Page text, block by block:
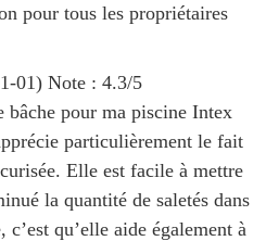
pour tous les propriétaires
01) Note : 4.3/5
bâche pour ma piscine Intex
particulièrement le fait
Elle est facile à mettre
la quantité de saletés dans
c’est qu’elle aide également à